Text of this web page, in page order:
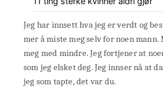
Jeg har innsett hva jeg er verdt og
mer å miste meg selv for noen
meg med mindre. Jeg fortjener at
som jeg elsket deg. Jeg innser nå at
jeg som tapte, det var du.